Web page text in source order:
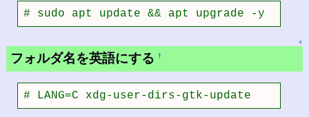
# sudo apt update && apt upgrade -y
↑
フォルダ名を英語にする †
# LANG=C xdg-user-dirs-gtk-update